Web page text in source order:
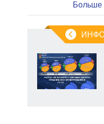
Больше